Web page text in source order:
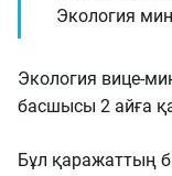
Экология
Экология вице-
басшысы 2 айға
Бұл қаражаттың